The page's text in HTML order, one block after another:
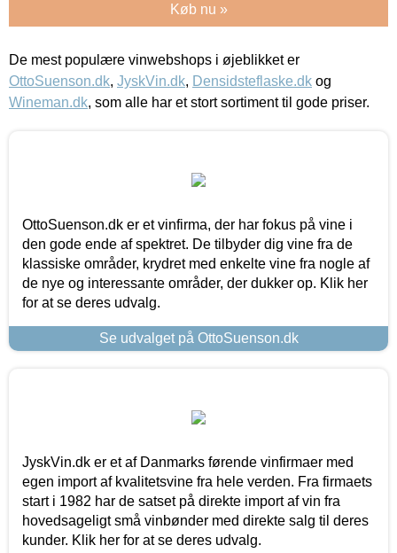
Køb nu »
De mest populære vinwebshops i øjeblikket er
OttoSuenson.dk, JyskVin.dk, Densidsteflaske.dk og
Wineman.dk, som alle har et stort sortiment til gode priser.
OttoSuenson.dk er et vinfirma, der har fokus på vine i
den gode ende af spektret. De tilbyder dig vine fra de
klassiske områder, krydret med enkelte vine fra nogle af
de nye og interessante områder, der dukker op. Klik her
for at se deres udvalg.
Se udvalget på OttoSuenson.dk
JyskVin.dk er et af Danmarks førende vinfirmaer med
egen import af kvalitetsvine fra hele verden. Fra firmaets
start i 1982 har de satset på direkte import af vin fra
hovedsageligt små vinbønder med direkte salg til deres
kunder. Klik her for at se deres udvalg.